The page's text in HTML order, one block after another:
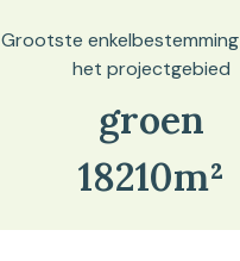
Grootste
het projectgebied
groen
18210m²